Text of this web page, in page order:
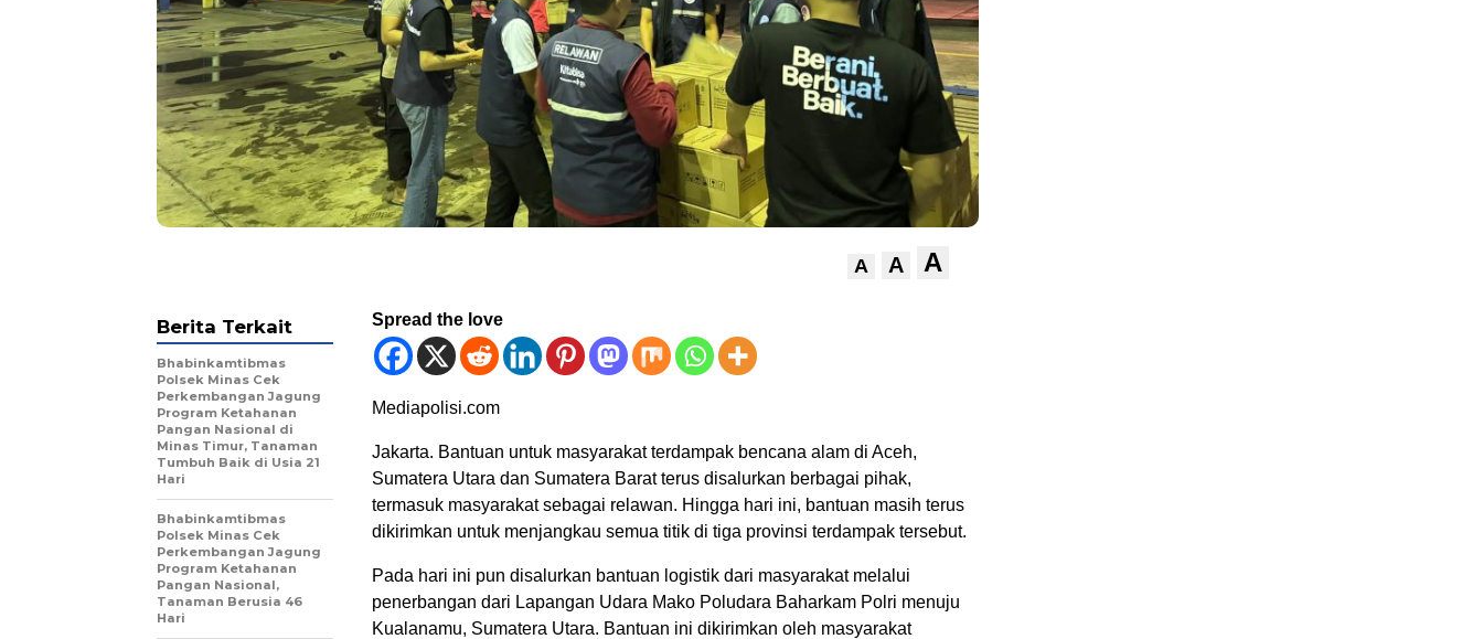
A A A
Spread the love
Mediapolisi.com
Jakarta. Bantuan untuk masyarakat terdampak bencana alam di Aceh,
Sumatera Utara dan Sumatera Barat terus disalurkan berbagai pihak,
termasuk masyarakat sebagai relawan. Hingga hari ini, bantuan masih terus
dikirimkan untuk menjangkau semua titik di tiga provinsi terdampak tersebut.
Pada hari ini pun disalurkan bantuan logistik dari masyarakat melalui
penerbangan dari Lapangan Udara Mako Poludara Baharkam Polri menuju
Kualanamu, Sumatera Utara. Bantuan ini dikirimkan oleh masyarakat
Berita Terkait
Bhabinkamtibmas
Polsek Minas Cek
Perkembangan Jagung
Program Ketahanan
Pangan Nasional di
Minas Timur, Tanaman
Tumbuh Baik di Usia 21
Hari
Bhabinkamtibmas
Polsek Minas Cek
Perkembangan Jagung
Program Ketahanan
Pangan Nasional,
Tanaman Berusia 46
Hari